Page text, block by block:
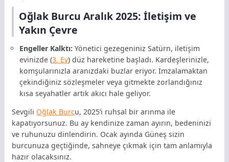
Oğlak Burcu Aralık 2025: İletişim ve
Yakın Çevre
Engeller Kalktı: Yönetici gezegeniniz Satürn, iletişim
evinizde (3. Ev) düz hareketine başladı. Kardeşlerinizle,
komşularınızla aranızdaki buzlar eriyor. İmzalamaktan
çekindiğiniz sözleşmeler veya gitmekte zorlandığınız
kısa seyahatler artık akıcı hale geliyor.
Sevgili Oğlak Burcu, 2025’i ruhsal bir arınma ile
kapatıyorsunuz. Bu ay kendinize zaman ayırın, bedeninizi
ve ruhunuzu dinlendirin. Ocak ayında Güneş sizin
burcunuza geçtiğinde, sahneye çıkmak için tam anlamıyla
hazır olacaksınız.